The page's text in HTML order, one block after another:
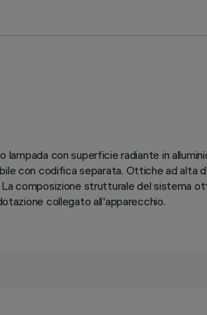
con superficie radiante in
con codifica separata. Ottiche ad alta
composizione strutturale del sistema
collegato all'apparecchio.